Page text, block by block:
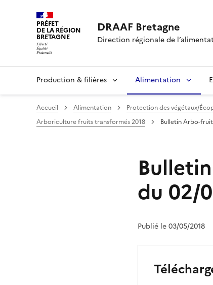
PRÉFET
DE LA RÉGION
BRETAGNE
DRAAF Bretagne
Direction régionale de
Production & filières Alimentation
Accueil Alimentation Protection des végétaux/
Arboriculture fruits transformés 2018
Bulletin Arbo-
du 02/
Publié le 03/05/2018